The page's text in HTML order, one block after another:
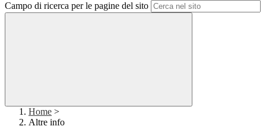
Campo di ricerca per le pagine del sito
Home >
Altre info